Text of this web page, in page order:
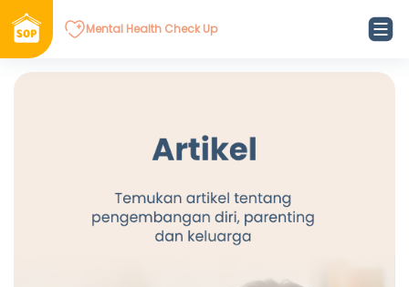
Mental Health Check Up